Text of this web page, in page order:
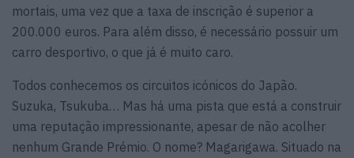
mortais, uma vez que a taxa de inscrição é superior a
200.000 euros. Para além disso, é necessário possuir um
carro desportivo, o que já é muito caro.
Todos conhecemos os circuitos icónicos do Japão.
Suzuka, Tsukuba… Mas há uma pista que está a construir
uma reputação impressionante, apesar de não acolher
nenhum Grande Prémio. O nome? Magarigawa. Situado na